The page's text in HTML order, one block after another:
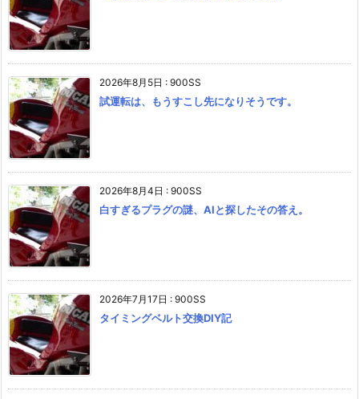
2026年8月5日 : 900SS
試運転は、もうすこし先になりそうです。
2026年8月4日 : 900SS
白すぎるプラグの謎、AIと探したその答え。
2026年7月17日 : 900SS
タイミングベルト交換DIY記